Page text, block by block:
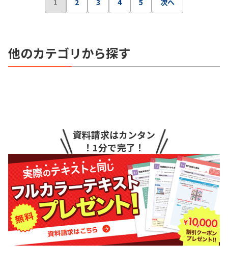
1 2 3 4 5 次へ
他のカテゴリから探す
資料請求はカンタン
！1分で完了！